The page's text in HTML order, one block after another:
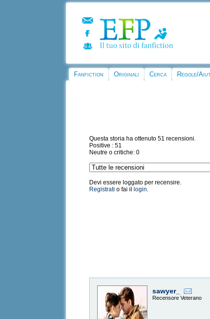
Fanfiction Originali Cerca Regole/
Questa storia ha ottenuto 51 recensioni.
Positive : 51
Neutre o critiche: 0
Devi essere loggato per recensire.
Registrati o fai il login.
sawyer_
Recensore Veterano